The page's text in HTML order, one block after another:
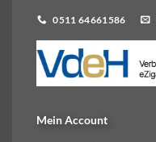
0511 64661586
Mein Account